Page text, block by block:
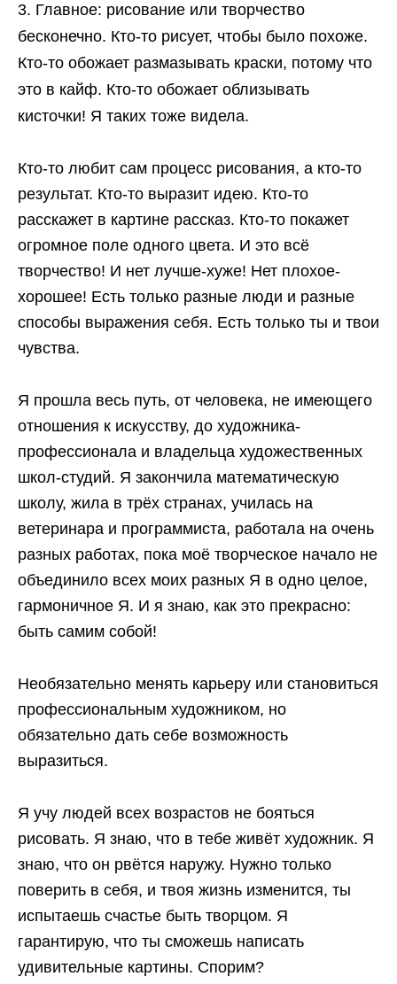
Главное: рисование или творчество
бесконечно. Кто-то рисует, чтобы было похоже.
Кто-то обожает размазывать краски, потому что
это в кайф. Кто-то обожает облизывать
кисточки! Я таких тоже видела.
Кто-то любит сам процесс рисования, а кто-то
результат. Кто-то выразит идею. Кто-то
расскажет в картине рассказ. Кто-то покажет
огромное поле одного цвета. И это всё
творчество! И нет лучше-хуже! Нет плохое-
хорошее! Есть только разные люди и разные
способы выражения себя. Есть только ты и твои
чувства.
Я прошла весь путь, от человека, не имеющего
отношения к искусству, до художника-
профессионала и владельца художественных
школ-студий. Я закончила математическую
школу, жила в трёх странах, училась на
ветеринара и программиста, работала на очень
разных работах, пока моё творческое начало не
объединило всех моих разных Я в одно целое,
гармоничное Я. И я знаю, как это прекрасно:
быть самим собой!
Необязательно менять карьеру или становиться
профессиональным художником, но
обязательно дать себе возможность
выразиться.
Я учу людей всех возрастов не бояться
рисовать. Я знаю, что в тебе живёт художник. Я
знаю, что он рвётся наружу. Нужно только
поверить в себя, и твоя жизнь изменится, ты
испытаешь счастье быть творцом. Я
гарантирую, что ты сможешь написать
удивительные картины. Спорим?